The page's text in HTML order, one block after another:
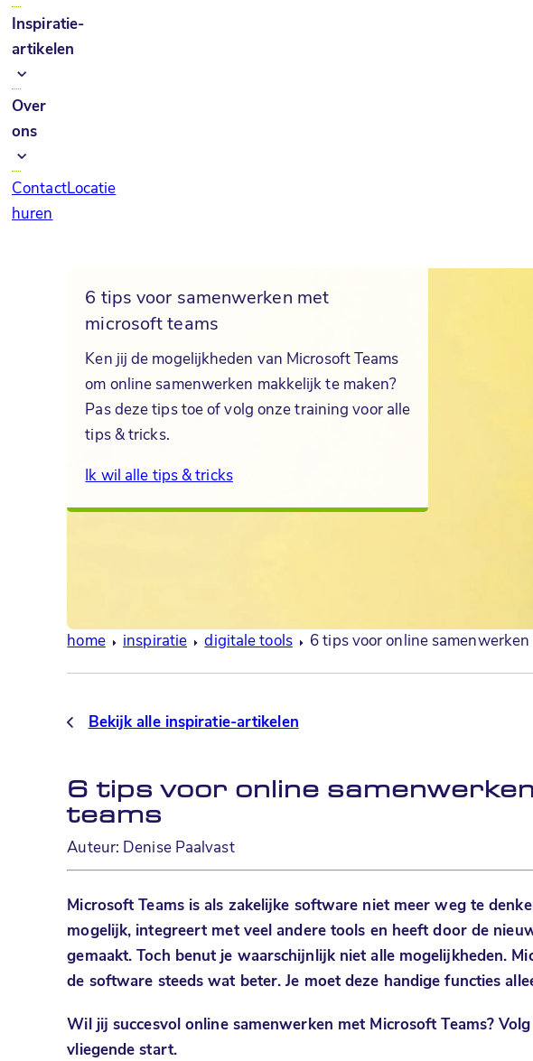
Inspiratie-
artikelen
Over
ons
ContactLocatie
huren
6 tips voor samenwerken met
microsoft teams
Ken jij de mogelijkheden van Microsoft Teams
om online samenwerken makkelijk te maken?
Pas deze tips toe of volg onze training voor alle
tips & tricks.
Ik wil alle tips & tricks
home inspiratie digitale tools 6 tips voor online
Bekijk alle inspiratie-artikelen
6 tips voor online
teams
Auteur: Denise Paalvast
Microsoft Teamsis als zakelijke software niet meer weg te
mogelijk, integreert met veel andere tools en heeft door de
gemaakt. Toch benut je waarschijnlijk niet alle mogelijkheden.
de software steeds wat beter. Je moet deze handige functies
Wil jij succesvol online samenwerken met Microsoft Teams?
vliegende start.